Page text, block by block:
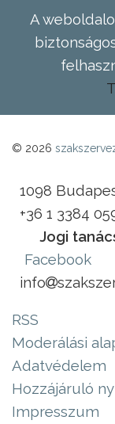
A
© 2026
1098
+36 1 3384
Jogi
Facebook
info
RSS
Moderálási
Adatvédelem
Hozzájáruló
Impresszum